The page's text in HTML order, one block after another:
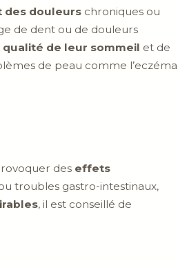
des douleurs chroniques ou
de dent ou de douleurs
de leur sommeil et de
de peau comme l’eczéma
des effets
troubles gastro-intestinaux,
, il est conseillé de